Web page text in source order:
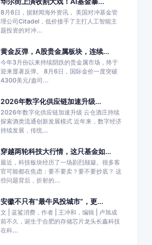
8月6日，据财闻海外资讯， 美国对冲基金管
理公司Citadel，低价接手了主打人工智能主
题投资的对冲...
黄金反弹，A股贵金属板块，连续...
今年3月份以来持续阴跌的贵金属市场，终于
迎来显著反弹。 8月6日，国际金价一度突破
4300美元/盎司...
2026年数字化供应链加速升级...
2026年数字化供应链加速升级 云仓酒庄持续
探索酒类流通创新发展模式 近年来，数字经济
持续发展，传统...
穿越两轮科技大行情，这只基金如...
最近，科技板块经历了一场剧烈颠簸。很多客
官可能都在焦虑：要不要卖？要不要抄底？ 这
些问题背后，折射的...
安徽不只有“最牛风投城市”，更...
文 | 蓝鲨消费，作者 | 王冲和，编辑 | 卢旭成
前不久，诞生于合肥的存储芯片龙头长鑫科技
在科...